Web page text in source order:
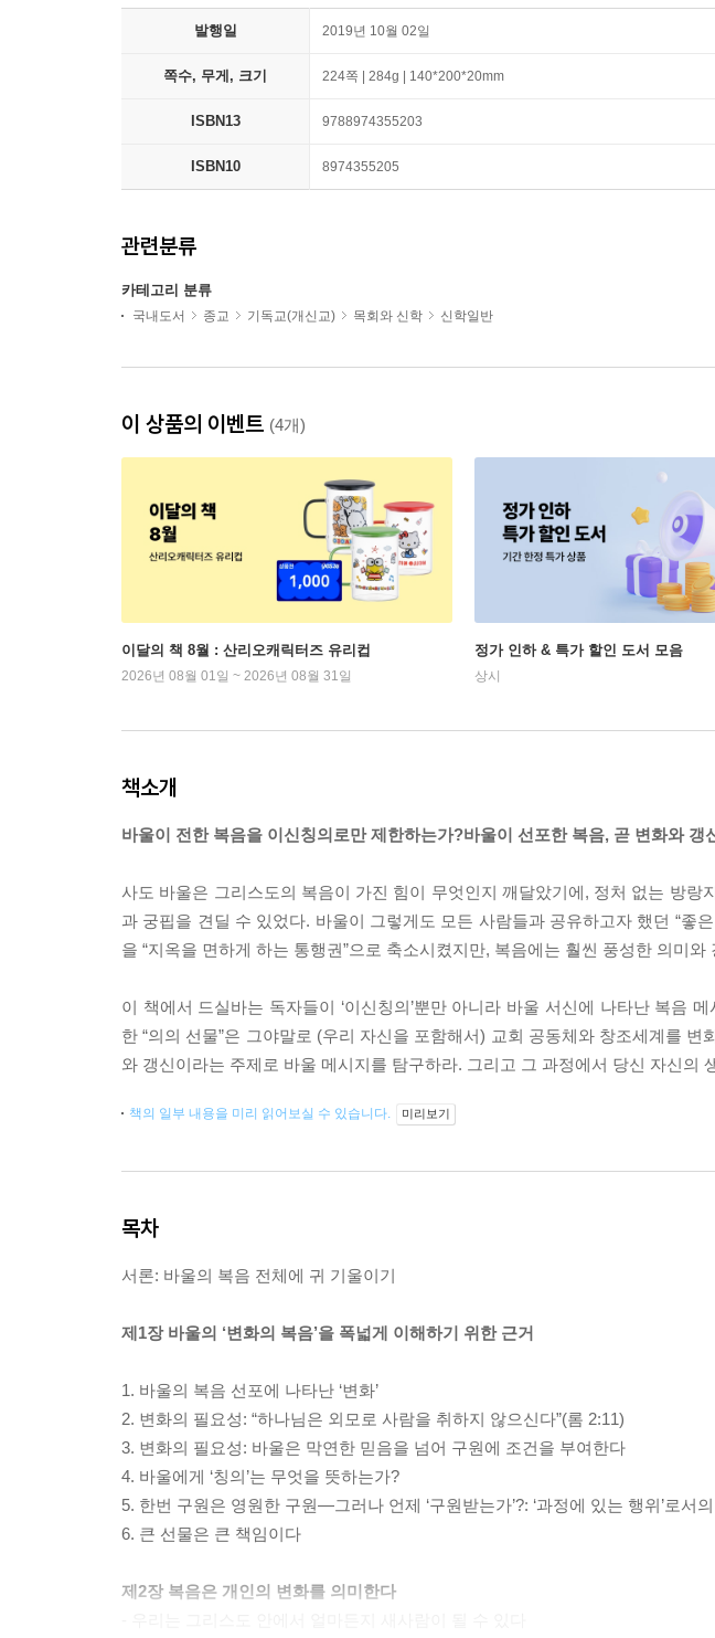
발행일 2019년 10월 02일
쪽수, 무게, 크기 224쪽 | 284g | 140*200*20mm
ISBN13 9788974355203
ISBN10 8974355205
관련분류
카테고리 분류
국내도서 종교 기독교(개신교) 목회와 신학 신학일반
이 상품의 이벤트 (4개)
이달의 책 8월 : 산리오캐릭터즈 유리컵
2026년 08월 01일 ~ 2026년 08월 31일
정가 인하 & 특가 할인 도서 모음
상시
책소개
바울이 전한 복음을 이신칭의로만 제한하는가?바울이 선포한 복음, 곧 변화와 갱
사도 바울은 그리스도의 복음이 가진 힘이 무엇인지 깨달았기에, 정처 없는 방
과 궁핍을 견딜 수 있었다. 바울이 그렇게도 모든 사람들과 공유하고자 했던 “좋
을 “지옥을 면하게 하는 통행권”으로 축소시켰지만, 복음에는 훨씬 풍성한 의미와
이 책에서 드실바는 독자들이 ‘이신칭의’뿐만 아니라 바울 서신에 나타난 복음
한 “의의 선물”은 그야말로 (우리 자신을 포함해서) 교회 공동체와 창조세계를
와 갱신이라는 주제로 바울 메시지를 탐구하라. 그리고 그 과정에서 당신 자신의
책의 일부 내용을 미리 읽어보실 수 있습니다. 미리보기
목차
서론: 바울의 복음 전체에 귀 기울이기
제1장 바울의 ‘변화의 복음’을 폭넓게 이해하기 위한 근거
1. 바울의 복음 선포에 나타난 ‘변화’
2. 변화의 필요성: “하나님은 외모로 사람을 취하지 않으신다”(롬 2:11)
3. 변화의 필요성: 바울은 막연한 믿음을 넘어 구원에 조건을 부여한다
4. 바울에게 ‘칭의’는 무엇을 뜻하는가?
5. 한번 구원은 영원한 구원―그러나 언제 ‘구원받는가’?: ‘과정에 있는 행위’로서
6. 큰 선물은 큰 책임이다
제2장 복음은 개인의 변화를 의미한다